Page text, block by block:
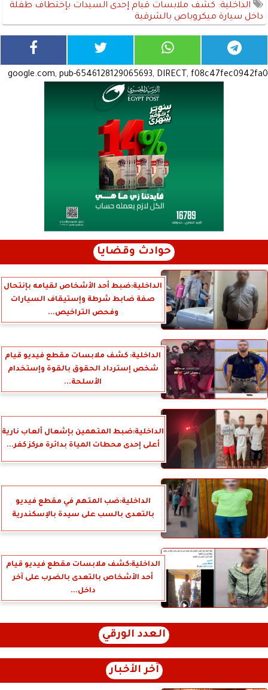
الداخلية: كشف ملابسات قيام إحدى السيدات بإختطاف طفلة
داخل سيارة ميكروباص بالشرقية
google.com, pub-6546128129065693, DIRECT, f08c47fec0942fa0
حوادث وقضايا
الداخلية:ضبط أحد الأشخاص لقيامه بإنتحال
صفة ضابط شرطة وإستيقاف السيارات
وفحص التراخيص...
الداخلية: كشف ملابسات مقطع فيديو قيام
شخص إسترداد الحقوق بالقوة وإستخدام
الأسلحة...
الداخلية:ضبط المتهمين بإشعال ألعاب نارية
أعلى إحدى محطات المياة بدائرة مركز كفر...
الداخلية:ضب المتهم في مقطع فيديو
بالتعدى بالسب على سيدة بالإسكندرية
الداخلية:كشف ملابسات مقطع فيديو قيام
أحد الأشخاص بالتعدى بالضرب على آخر
داخل...
العدد الورقي
آخر الأخبار